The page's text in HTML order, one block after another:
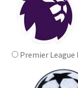
Premier League